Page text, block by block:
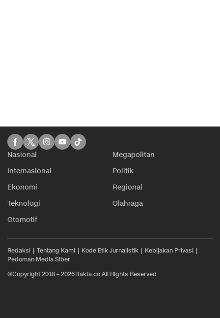
Nasional
Megapolitan
Internasional
Politik
Ekonomi
Regional
Teknologi
Olahraga
Otomotif
Redaksi Tentang Kami Kode Etik Jurnalistik
Kebijakan Privasi
Pedoman Media Siber
©Copyright 2018 – 2026 ifakta.co All Rights Reserved